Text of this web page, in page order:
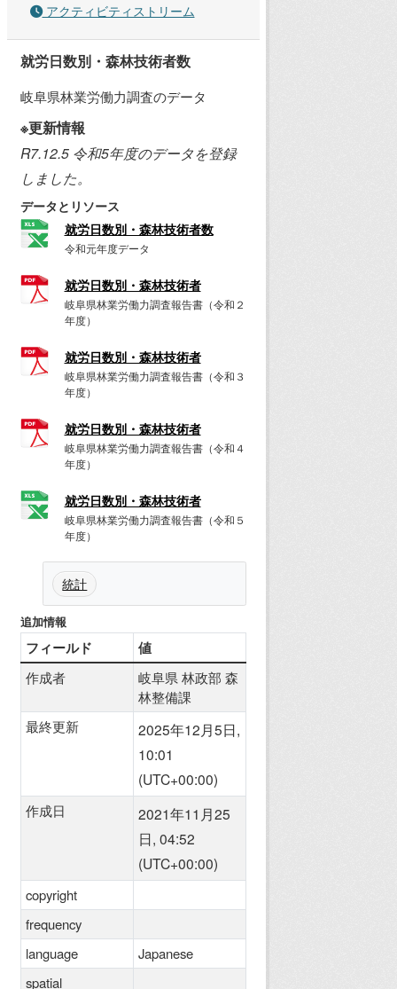
アクティビティストリーム
就労日数別・森林技術者数
岐阜県林業労働力調査のデータ
※更新情報
R7.12.5 令和5年度のデータを登録
しました。
データとリソース
就労日数別・森林技術者数
令和元年度データ
就労日数別・森林技術者
岐阜県林業労働力調査報告書（令和２
年度）
就労日数別・森林技術者
岐阜県林業労働力調査報告書（令和３
年度）
就労日数別・森林技術者
岐阜県林業労働力調査報告書（令和４
年度）
就労日数別・森林技術者
岐阜県林業労働力調査報告書（令和５
年度）
統計
追加情報
フィールド 値
作成者
岐阜県 林政部 森
林整備課
最終更新
2025年12月5日,
10:01
(UTC+00:00)
作成日
2021年11月25
日, 04:52
(UTC+00:00)
copyright
frequency
language
Japanese
spatial